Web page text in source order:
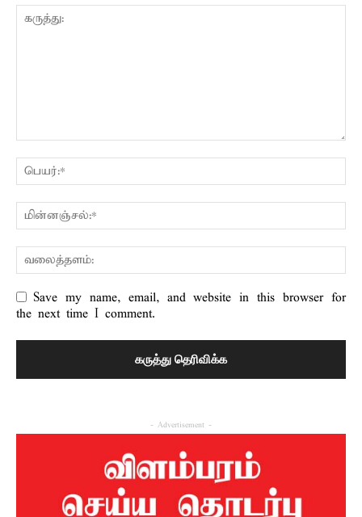
Save my name, email, and website in this browser for
the next time I comment.
- Advertisement -